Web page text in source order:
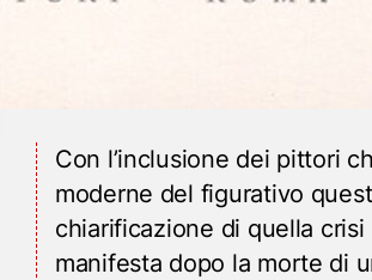
Con l’inclusione dei pittori
moderne del figurativo
chiarificazione di quella crisi
manifesta dopo la morte di